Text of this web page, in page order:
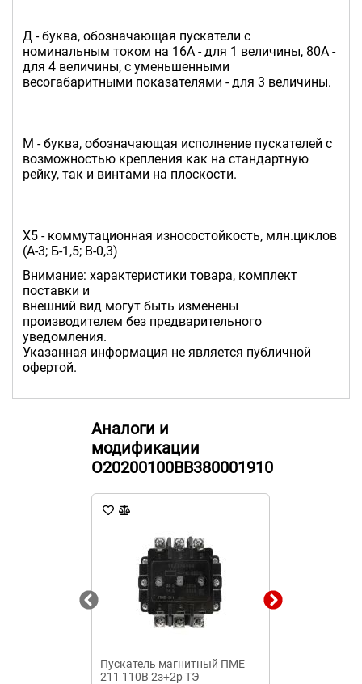
Д - буква, обозначающая пускатели с
номинальным током на 16А - для 1 величины, 80А -
для 4 величины, с уменьшенными
весогабаритными показателями - для 3 величины.
М - буква, обозначающая исполнение пускателей с
возможностью крепления как на стандартную
рейку, так и винтами на плоскости.
Х5 - коммутационная износостойкость, млн.циклов
(А-3; Б-1,5; В-0,3)
Внимание: характеристики товара, комплект
поставки и
внешний вид могут быть изменены
производителем без предварительного
уведомления.
Указанная информация не является публичной
офертой.
Аналоги и
модификации
O20200100ВВ380001910
Пускатель магнитный ПМЕ
211 110B 2з+2р ТЭ